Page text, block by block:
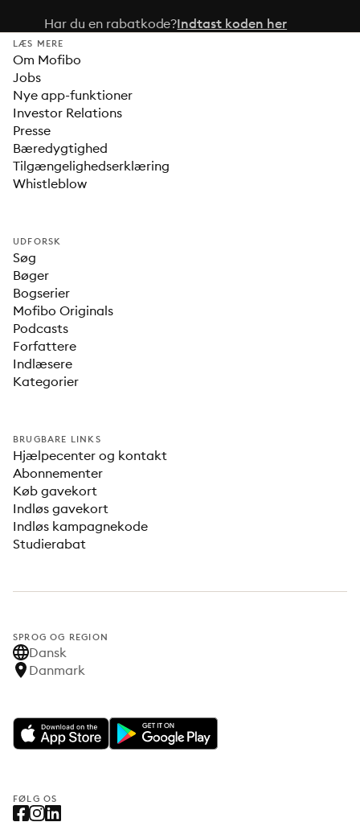
Har du en rabatkode?Indtast koden her
LÆS MERE
Om Mofibo
Jobs
Nye app-funktioner
Investor Relations
Presse
Bæredygtighed
Tilgængelighedserklæring
Whistleblow
UDFORSK
Søg
Bøger
Bogserier
Mofibo Originals
Podcasts
Forfattere
Indlæsere
Kategorier
BRUGBARE LINKS
Hjælpecenter og kontakt
Abonnementer
Køb gavekort
Indløs gavekort
Indløs kampagnekode
Studierabat
SPROG OG REGION
Dansk
Danmark
FØLG OS